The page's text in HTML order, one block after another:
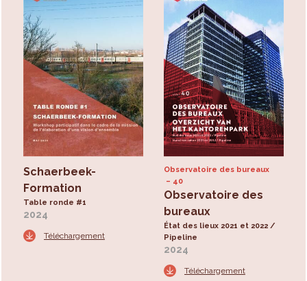
Schaerbeek-
Formation
Table ronde #1
2024
Téléchargement
Observatoire des bureaux
40
Observatoire des
bureaux
État des lieux 2021 et 2022 /
Pipeline
2024
Téléchargement